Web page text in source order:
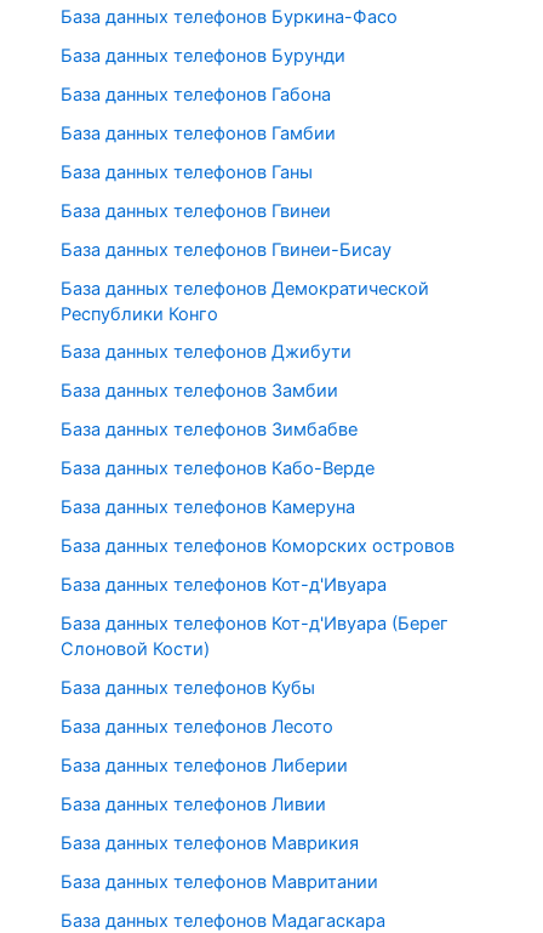
База данных телефонов Буркина-Фасо
База данных телефонов Бурунди
База данных телефонов Габона
База данных телефонов Гамбии
База данных телефонов Ганы
База данных телефонов Гвинеи
База данных телефонов Гвинеи-Бисау
База данных телефонов Демократической
Республики Конго
База данных телефонов Джибути
База данных телефонов Замбии
База данных телефонов Зимбабве
База данных телефонов Кабо-Верде
База данных телефонов Камеруна
База данных телефонов Коморских островов
База данных телефонов Кот-д'Ивуара
База данных телефонов Кот-д'Ивуара (Берег
Слоновой Кости)
База данных телефонов Кубы
База данных телефонов Лесото
База данных телефонов Либерии
База данных телефонов Ливии
База данных телефонов Маврикия
База данных телефонов Мавритании
База данных телефонов Мадагаскара